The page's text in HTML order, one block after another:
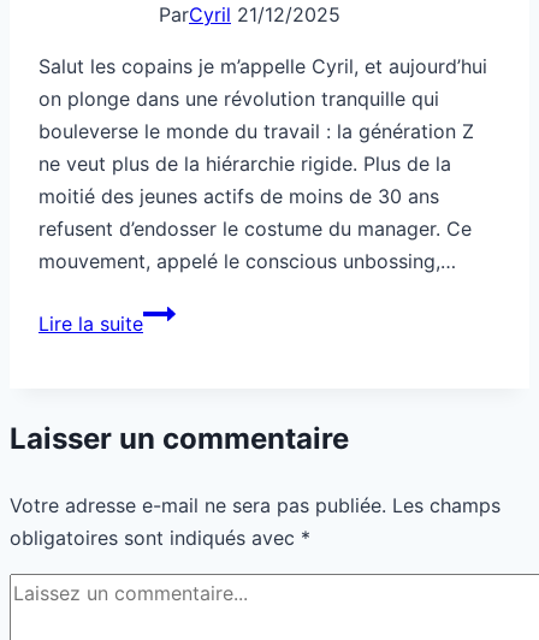
ParCyril 21/12/2025
Salut les copains je m’appelle Cyril, et aujourd’hui
on plonge dans une révolution tranquille qui
bouleverse le monde du travail : la génération Z
ne veut plus de la hiérarchie rigide. Plus de la
moitié des jeunes actifs de moins de 30 ans
refusent d’endosser le costume du manager. Ce
mouvement, appelé le conscious unbossing,…
Lire la suiteCette
hiérarchie
Laisser un commentaire
Votre adresse e-mail ne sera pas publiée. Les champs
obligatoires sont indiqués avec *